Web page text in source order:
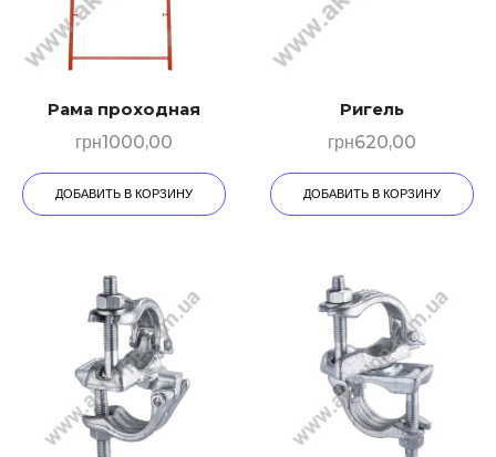
Рама проходная
грн1000,00
ДОБАВИТЬ В КОРЗИНУ
Ригель
грн620,00
ДОБАВИТЬ В КОРЗИНУ